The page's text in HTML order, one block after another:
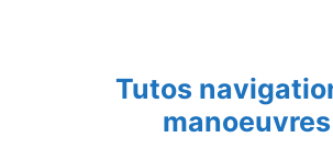
Tutos
manoeuvres